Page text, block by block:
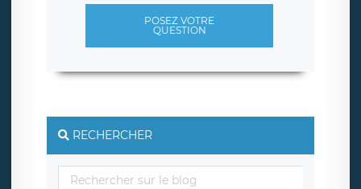
POSEZ VOTRE
QUESTION
RECHERCHER